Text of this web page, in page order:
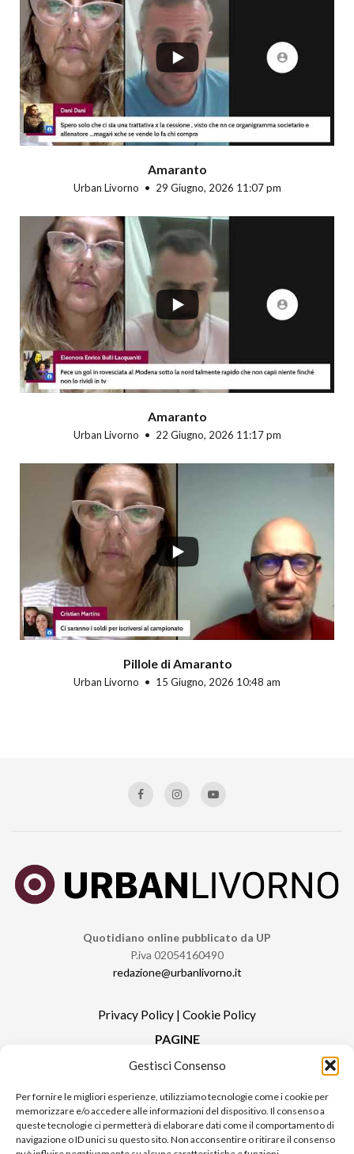
Gestisci Consenso
Per fornire le migliori esperienze, utilizziamo tecnologie come i cookie per
memorizzare e/o accedere alle informazioni del dispositivo. Il consenso a
queste tecnologie ci permetterà di elaborare dati come il comportamento di
navigazione o ID unici su questo sito. Non acconsentire o ritirare il consenso
Amaranto
Urban Livorno 29 Giugno, 2026 11:07 pm
Amaranto
Urban Livorno 22 Giugno, 2026 11:17 pm
Pillole di Amaranto
Urban Livorno 15 Giugno, 2026 10:48 am
Quotidiano online pubblicato da UP
P.iva 02054160490
redazione@urbanlivorno.it
Privacy Policy | Cookie Policy
PAGINE
Redazione
Contatti
Pubblicità
Sitemap